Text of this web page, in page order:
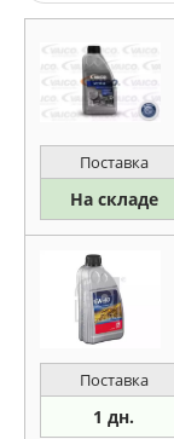
SWAG
VAICO
Bongo
Carens
Carnival
Ceed
Cerato
K2500
K3
Magentis
Mohave
Opirus
Picanto
Поставка
На складе
Поставка
1 дн.